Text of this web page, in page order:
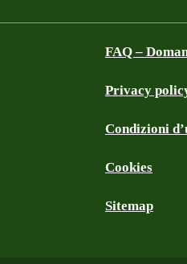
FAQ –
Privacy
Condizioni
Cookies
Sitemap